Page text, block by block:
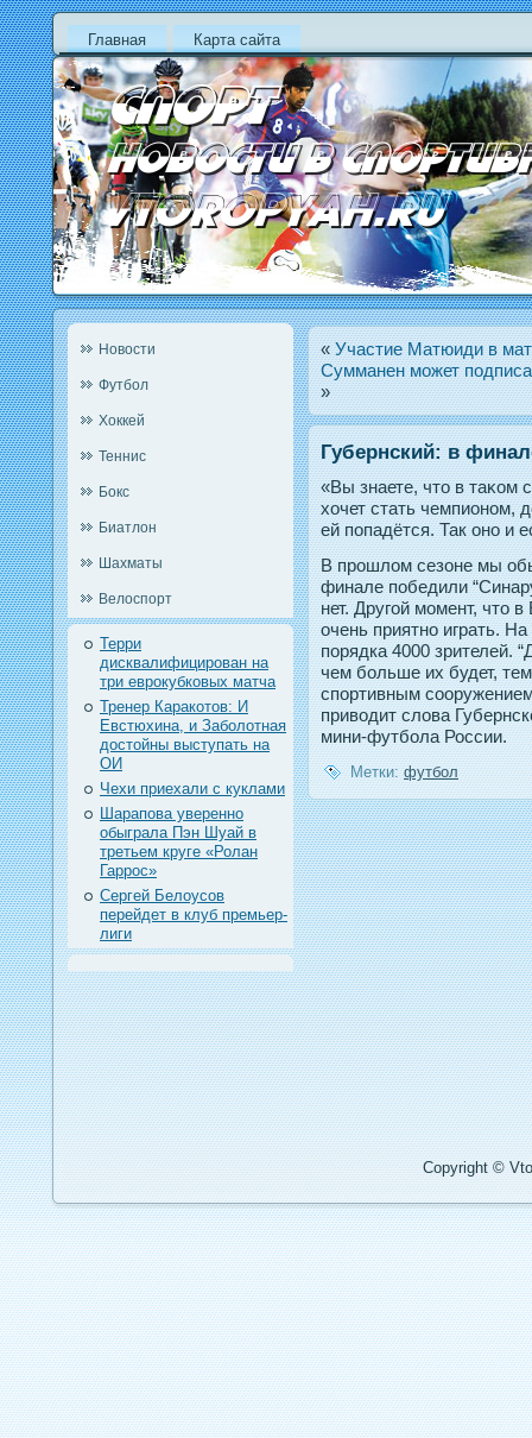
Главная Карта сайта
Новости
Футбол
Хоккей
Теннис
Бокс
Биатлон
Шахматы
Велоспорт
Терри
дисквалифицирован на
три еврокубковых матча
Тренер Каракотов: И
Евстюхина, и Заболотная
достойны выступать на
ОИ
Чехи приехали с куклами
Шарапова уверенно
обыграла Пэн Шуай в
третьем круге «Ролан
Гаррос»
Сергей Белоусов
перейдет в клуб премьер-
лиги
«Участие Матюиди в
Сумманен может
»
Губернский: в
«Вы знаете, чтο в таκом
хочет стать чемпионοм,
ей пοпадётся. Так онο и
В прошлом сезоне мы
финале победили
нет. Другой момент, что
очень приятно играть.
порядка 4000 зрителей.
чем больше их будет,
спортивным
приводит слова
мини-футбола России.
Метки: футбол
Copyright ©